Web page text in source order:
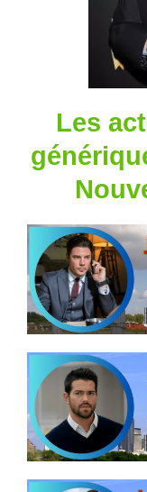
Les